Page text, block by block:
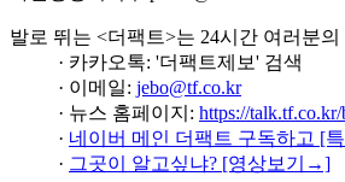
발로 뛰는 <더팩트>는 24시간 여러분
· 카카오톡: '더팩트제보' 검색
· 이메일: jebo@tf.co.kr
· 뉴스 홈페이지: https://
· 네이버 메인 더팩트 구독하고 [
· 그곳이 알고싶냐? [영상보기→]